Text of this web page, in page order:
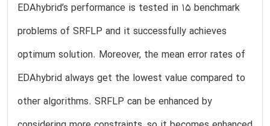
EDAhybrid’s performance is tested in 15 benchmark
problems of SRFLP and it successfully achieves
optimum solution. Moreover, the mean error rates of
EDAhybrid always get the lowest value compared to
other algorithms. SRFLP can be enhanced by